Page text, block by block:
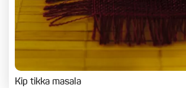
Kip tikka masala